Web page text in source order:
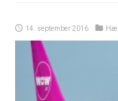
14. september 2016